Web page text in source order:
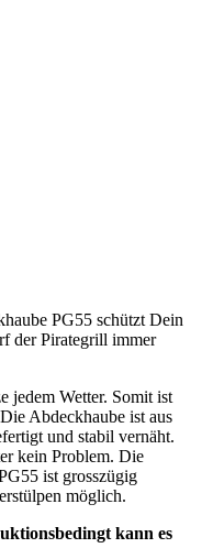
PG55 schützt Dein
der Pirategrill immer
jedem Wetter. Somit ist
Abdeckhaube ist aus
und stabil vernäht.
kein Problem. Die
ist grosszügig
möglich.
kann es